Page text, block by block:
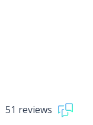
51 reviews